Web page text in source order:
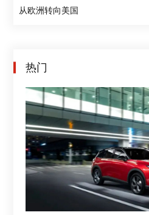
从欧洲转向美国
热门